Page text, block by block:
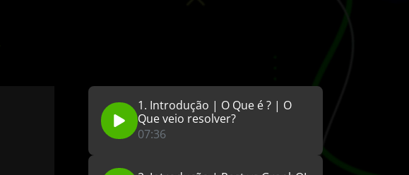
1. Introdução | O Que é ? | O
Que veio resolver?
07:36